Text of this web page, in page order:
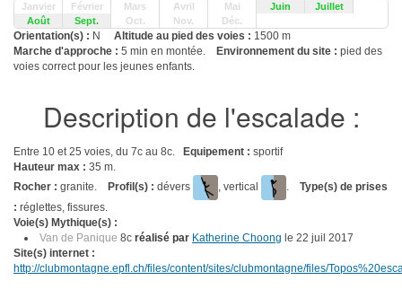
Janvier Février Mars Avril Mai Juin
Juillet
Août
Sept. Oct. Nov. Déc.
Orientation(s) : N Altitude au pied des voies : 1500 m
Marche d'approche : 5 min en montée. Environnement du site : pied des
voies correct pour les jeunes enfants.
Description de l'escalade :
Entre 10 et 25 voies, du 7c au 8c. Equipement : sportif
Hauteur max : 35 m.
Rocher : granite. Profil(s) : dévers , vertical . Type(s) de prises
: réglettes, fissures.
Voie(s) Mythique(s) :
Van de Panique 8c réalisé par Katherine Choong le 22 juil 2017
Site(s) internet :
http://clubmontagne.epfl.ch/files/content/sites/clubmontagne/files/